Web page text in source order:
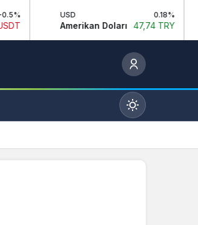
USD
Amerikan Doları 47,74 TRY
EURO
Euro
Mod
değiştir